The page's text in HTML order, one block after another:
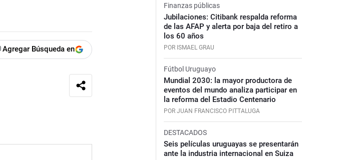
Agregar Búsqueda en
Finanzas públicas
Jubilaciones: Citibank respalda reforma
de las AFAP y alerta por baja del retiro a
los 60 años
POR ISMAEL GRAU
Fútbol Uruguayo
Mundial 2030: la mayor productora de
eventos del mundo analiza participar en
la reforma del Estadio Centenario
POR JUAN FRANCISCO PITTALUGA
DESTACADOS
Seis películas uruguayas se presentarán
ante la industria internacional en Suiza